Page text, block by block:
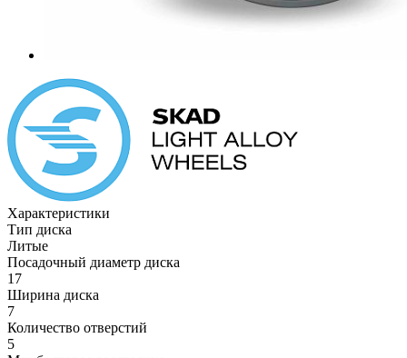
Характеристики
Тип диска
Литые
Посадочный диаметр диска
17
Ширина диска
7
Количество отверстий
5